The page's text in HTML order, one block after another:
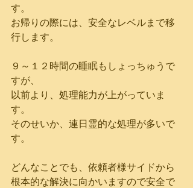
す。
お帰りの際には、安全なレベルまで移
行します。
９～１２時間の睡眠もしょっちゅうで
すが、
以前より、処理能力が上がっていま
す。
そのせいか、連日霊的な処理が多いで
す。
どんなことでも、依頼者様サイドから
根本的な解決に向かいますので安全で